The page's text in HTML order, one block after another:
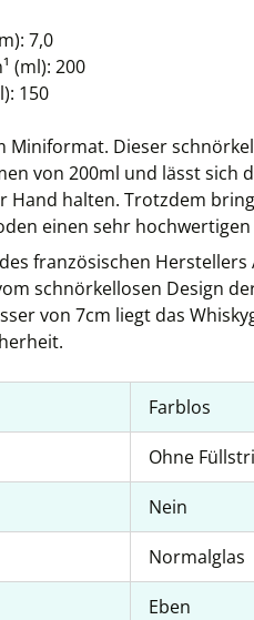
7,0
(ml): 200
150
Miniformat. Dieser
von 200ml und lässt sich
Hand halten. Trotzdem
einen sehr hochwertigen
französischen
schnörkellosen Design
von 7cm liegt das
Farblos
Ohne
Nein
Normalglas
Eben